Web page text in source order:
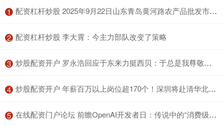
1 ​配资杠杆炒股 2025年9月22日山东青岛黄河路农产品批发市场价格行情
2 ​配资杠杆炒股 李大霄：今主力部队改变了策略
3 ​炒股配资开户 罗永浩回应于东来力挺西贝：于总是我尊敬的企业家，千万不要被损友误导连累了名声
4 ​炒股配资开户 年薪百万以上岗位超170个！深圳将赴清华北大招揽AI英才
5 ​在线配资门户论坛 前瞻OpenAI开发者日：传说中的“消费级AI产品”是什么？